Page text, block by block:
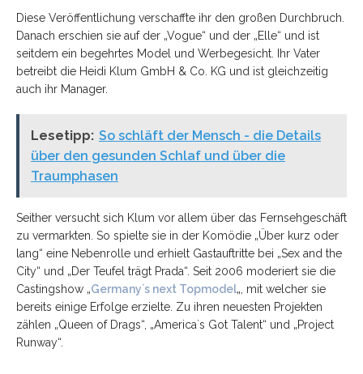
Diese Veröffentlichung verschaffte ihr den großen Durchbruch.
Danach erschien sie auf der „Vogue“ und der „Elle“ und ist
seitdem ein begehrtes Model und Werbegesicht. Ihr Vater
betreibt die Heidi Klum GmbH & Co. KG und ist gleichzeitig
auch ihr Manager.
Lesetipp: So schläft der Mensch - die Details
über den gesunden Schlaf und über die
Traumphasen
Seither versucht sich Klum vor allem über das Fernsehgeschäft
zu vermarkten. So spielte sie in der Komödie „Über kurz oder
lang“ eine Nebenrolle und erhielt Gastauftritte bei „Sex and the
City“ und „Der Teufel trägt Prada“. Seit 2006 moderiert sie die
Castingshow „Germany`s next Topmodel„, mit welcher sie
bereits einige Erfolge erzielte. Zu ihren neuesten Projekten
zählen „Queen of Drags“, „America`s Got Talent“ und „Project
Runway“.